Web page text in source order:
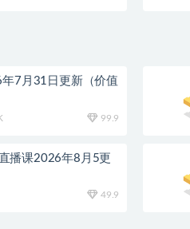
7月31日更新（价值
99.9
播课2026年8月5更
49.9